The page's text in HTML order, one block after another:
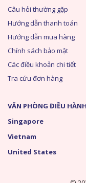
Câu hỏi thường gặp
Hướng dẫn thanh toán
Hướng dẫn mua hàng
Chính sách bảo mật
Các điều khoản chi tiết
Tra cứu đơn hàng
VĂN PHÒNG ĐIỀU HÀNH
Singapore
Vietnam
United States